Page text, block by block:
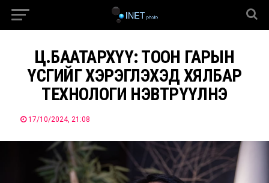
Ц.БААТАРХҮҮ: ТООН ГАРЫН
ҮСГИЙГ ХЭРЭГЛЭХЭД ХЯЛБАР
ТЕХНОЛОГИ НЭВТРҮҮЛНЭ
17/10/2024, 21:08